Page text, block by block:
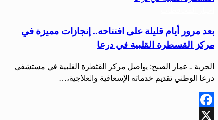
بعد مرور أيام قليلة على افتتاحه.. إنجازات مميزة في
مركز القسطرة القلبية في درعا
الحرية ـ عمار الصبح: يواصل مركز القثطرة القلبية في مستشفى
درعا الوطني تقديم خدماته الإسعافية والعلاجية،…
Facebook